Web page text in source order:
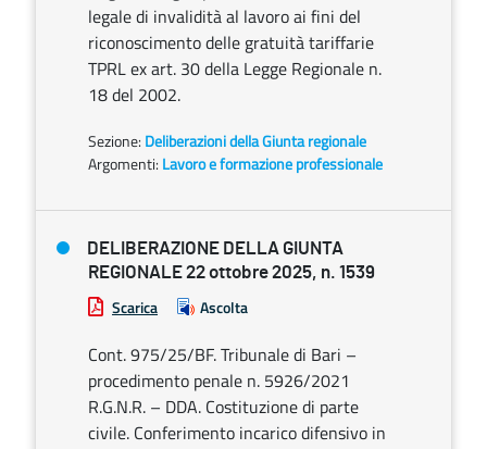
legale di invalidità al lavoro ai fini del
riconoscimento delle gratuità tariffarie
TPRL ex art. 30 della Legge Regionale n.
18 del 2002.
Sezione: Deliberazioni della Giunta regionale
Argomenti: Lavoro e formazione professionale
DELIBERAZIONE DELLA GIUNTA
REGIONALE 22 ottobre 2025, n. 1539
Scarica Ascolta
Cont. 975/25/BF. Tribunale di Bari –
procedimento penale n. 5926/2021
R.G.N.R. – DDA. Costituzione di parte
civile. Conferimento incarico difensivo in